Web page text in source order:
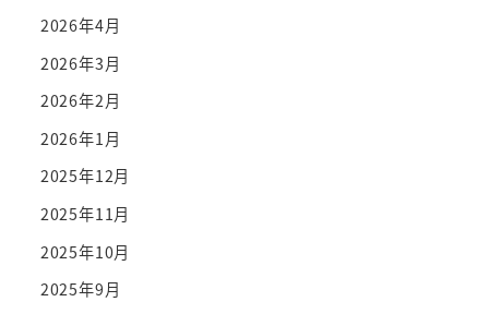
2026年4月
2026年3月
2026年2月
2026年1月
2025年12月
2025年11月
2025年10月
2025年9月